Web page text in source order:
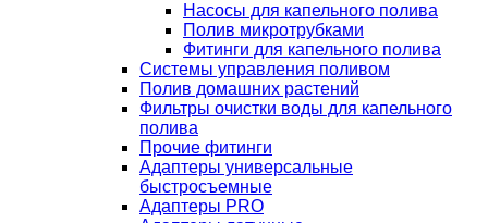
Насосы для капельного полива
Полив микротрубками
Фитинги для капельного полива
Системы управления поливом
Полив домашних растений
Фильтры очистки воды для капельного
полива
Прочие фитинги
Адаптеры универсальные
быстросъемные
Адаптеры PRO